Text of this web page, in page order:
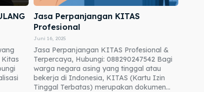
Kitas
Jasa Perpanjangan KITAS
Profesional
Juni 16, 2025
Jasa Perpanjangan KITAS Profesional &
Terpercaya, Hubungi: 088290247542 Bagi
warga negara asing yang tinggal atau
bekerja di Indonesia, KITAS (Kartu Izin
Tinggal Terbatas) merupakan dokumen...